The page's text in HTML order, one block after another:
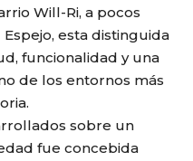
Will-Ri, a pocos
esta distinguida
funcionalidad y una
de los entornos más
sobre un
fue concebida